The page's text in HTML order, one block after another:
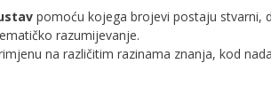
pomoću kojega brojevi postaju stvarni,
razumijevanje.
na različitim razinama znanja, kod